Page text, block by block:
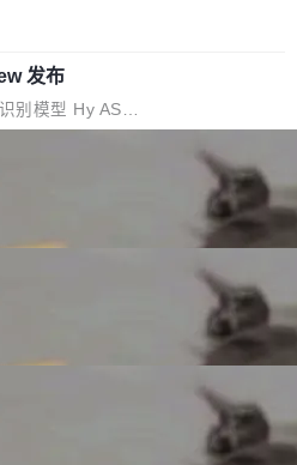
（CodeA...
触及代码的语义
用代码智能体在
码仓理解"瓶
简称" CodeBas
（CodeA...
数据从A集群迁
"。 他没有迁移
他使用此前登录
条被程序员圈
管理员权限、无
存了。月之暗面
是长上下文、M
瘾，但 GPU 显
Workers AI 团队
在官方博客上发
41%，每 token
发布
别模型 Hy ASR
言模型 Hy3 的
真正听懂。通过
覆盖粤语、吴语
Changes/fixe
为避免音频加
AI 工具（如 Co